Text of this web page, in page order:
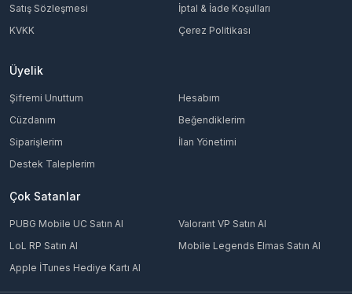
Satış Sözleşmesi
İptal & İade Koşulları
KVKK
Çerez Politikası
Üyelik
Şifremi Unuttum
Hesabım
Cüzdanım
Beğendiklerim
Siparişlerim
İlan Yönetimi
Destek Taleplerim
Çok Satanlar
PUBG Mobile UC Satın Al
Valorant VP Satın Al
LoL RP Satın Al
Mobile Legends Elmas Satın Al
Apple İTunes Hediye Kartı Al